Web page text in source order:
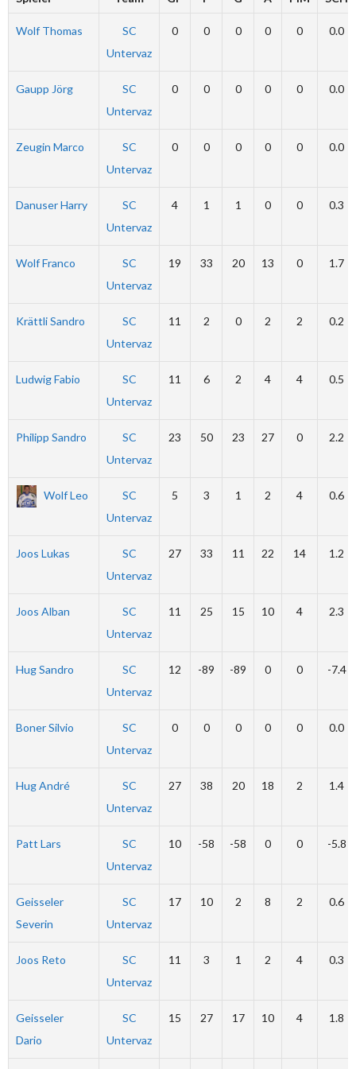
Wolf Thomas
SC
Untervaz
0 0 0 0 0 0.0
Gaupp Jörg
SC
Untervaz
0 0 0 0 0 0.0
Zeugin Marco
SC
Untervaz
0 0 0 0 0 0.0
Danuser Harry
SC
Untervaz
4 1 1 0 0 0.3
Wolf Franco
SC
Untervaz
19 33 20 13 0 1.7
Krättli Sandro
SC
Untervaz
11 2 0 2 2 0.2
Ludwig Fabio
SC
Untervaz
11 6 2 4 4 0.5
Philipp Sandro
SC
Untervaz
23 50 23 27 0 2.2
Wolf Leo
SC
Untervaz
5 3 1 2 4 0.6
Joos Lukas
SC
Untervaz
27 33 11 22 14 1.2
Joos Alban
SC
Untervaz
11 25 15 10 4 2.3
Hug Sandro
SC
Untervaz
12 -89 -89 0 0 -7.4
Boner Silvio
SC
Untervaz
0 0 0 0 0 0.0
Hug André
SC
Untervaz
27 38 20 18 2 1.4
Patt Lars
SC
Untervaz
10 -58 -58 0 0 -5.8
Geisseler
Severin
SC
Untervaz
17 10 2 8 2 0.6
Joos Reto
SC
Untervaz
11 3 1 2 4 0.3
Geisseler
Dario
SC
Untervaz
15 27 17 10 4 1.8